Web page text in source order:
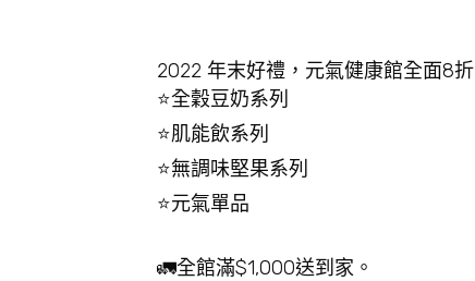
2022 年末好禮，元氣健康館全面8折
⭐️全穀豆奶系列
⭐️肌能飲系列
⭐️無調味堅果系列
⭐️元氣單品
🚛全館滿$1,000送到家。